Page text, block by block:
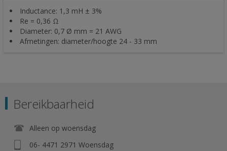
Inductance: 1,3 mH ± 3%
Re = 0,36 Ω
Diameter: 0,7 Ø mm = 21 AWG
Afmetingen: diameter/hoogte 24 - 33 mm
Bereikbaarheid
Alleen op woensdag
06- 4471 2971 Woensdag